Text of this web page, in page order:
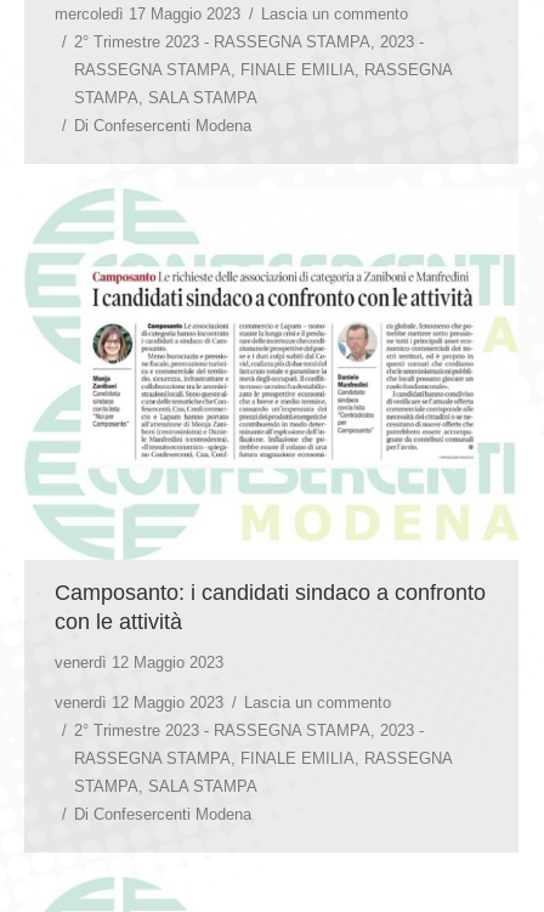
mercoledì 17 Maggio 2023
Lascia un commento
2° Trimestre 2023 - RASSEGNA STAMPA, 2023 -
RASSEGNA STAMPA, FINALE EMILIA, RASSEGNA
STAMPA, SALA STAMPA
Di Confesercenti Modena
Camposanto: i candidati sindaco a confronto
con le attività
venerdì 12 Maggio 2023
venerdì 12 Maggio 2023
Lascia un commento
2° Trimestre 2023 - RASSEGNA STAMPA
2023 -
RASSEGNA STAMPA
FINALE EMILIA
RASSEGNA
STAMPA SALA STAMPA
Di Confesercenti Modena